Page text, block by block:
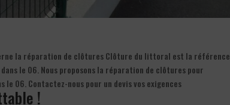
la réparation de clôtures Clôture du littoral est la référence
le 06. Nous proposons la réparation de clôtures pour
06. Contactez-nous pour un devis vos exigences
!